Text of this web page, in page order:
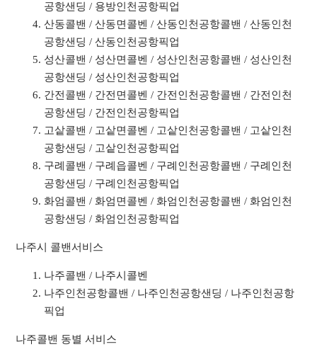
공항샌딩 / 용방인천공항픽업
산동콜밴 / 산동면콜벤 / 산동인천공항콜밴 / 산동인천
공항샌딩 / 산동인천공항픽업
성산콜밴 / 성산면콜벤 / 성산인천공항콜밴 / 성산인천
공항샌딩 / 성산인천공항픽업
간전콜밴 / 간전면콜벤 / 간전인천공항콜밴 / 간전인천
공항샌딩 / 간전인천공항픽업
고샅콜밴 / 고샅면콜벤 / 고샅인천공항콜밴 / 고샅인천
공항샌딩 / 고샅인천공항픽업
구례콜밴 / 구례읍콜벤 / 구례인천공항콜밴 / 구례인천
공항샌딩 / 구례인천공항픽업
화엄콜밴 / 화엄면콜벤 / 화엄인천공항콜밴 / 화엄인천
공항샌딩 / 화엄인천공항픽업
나주시 콜밴서비스
나주콜밴 / 나주시콜벤
나주인천공항콜밴 / 나주인천공항샌딩 / 나주인천공항
픽업
나주콜밴 동별 서비스